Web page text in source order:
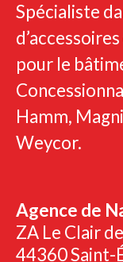
Spécialiste
pour le
Hamm,
Weycor.
Agence de
ZA Le Clair
44360